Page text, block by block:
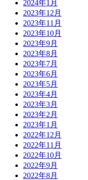
2024年1月
2023年12月
2023年11月
2023年10月
2023年9月
2023年8月
2023年7月
2023年6月
2023年5月
2023年4月
2023年3月
2023年2月
2023年1月
2022年12月
2022年11月
2022年10月
2022年9月
2022年8月